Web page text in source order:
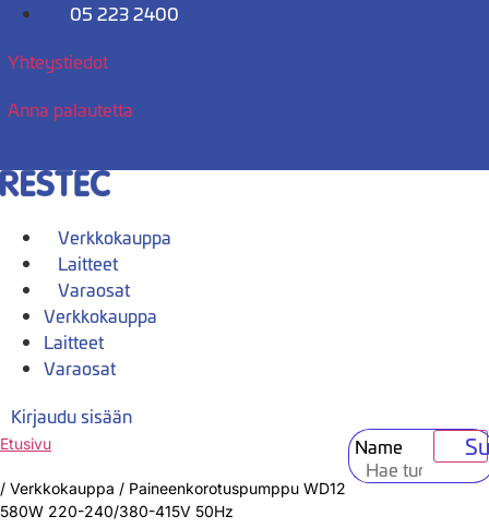
Mene
05 223 2400
Yhteystiedot
Anna palautetta
Verkkokauppa
Laitteet
Varaosat
Verkkokauppa
Laitteet
Varaosat
Kirjaudu sisään
Name
Etusivu
/ Verkkokauppa / Paineenkorotuspumppu WD12
580W 220-240/380-415V 50Hz